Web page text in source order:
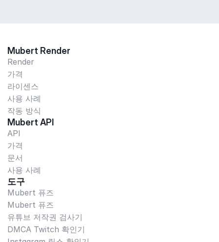
Mubert Render
Render
가격
라이센스
사용 사례
작동 방식
Mubert API
API
가격
문서
사용 사례
도구
Mubert 퓨즈
Mubert 퓨즈
유튜브 저작권 검사기
DMCA Twitch 확인기